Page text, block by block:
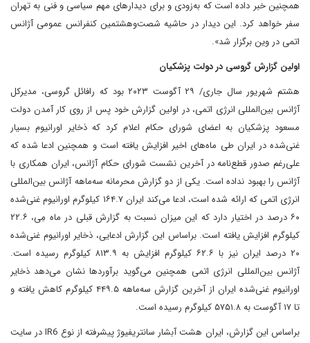
همچنین خبر داده است که به‌زودی و برای دیدارهای مهم سیاسی و فنی به تهران
سفر خواهد کرد. این دیدار در حاشیه شصت‌وهشتمین کنفرانس عمومی آژانس
اتمی در وین برگزار شد».
اولین گزارش گروسی در دولت پزشکیان
هشتم شهریور سال جاری/ ۲۹ آگوست ۲۰۲۳ بود که رافائل گروسی، مدیرکل
آژانس بین‌المللی انرژی اتمی، در اولین گزارش خود پس از روی کار آمدن دولت
مسعود پزشکیان به اعضای شورای حکام اعلام کرد که ذخایر اورانیوم بسیار
غنی‌شده در ایران طی ماه‌های اخیر افزایش یافته است و همچنین ادعا شده که
علی‌رغم صدور قطع‌نامه‌ در آخرین نشست شورای حکام آژانس، ایران همکاری با
آژانس را بهبود نداده است. یکی از دو گزارش محرمانه سه‌ماهه آژانس بین‌المللی
انرژی اتمی که ارائه شده است، ادعا می‌کند ایران ۱۶۴.۷ کیلوگرم اورانیوم غنی‌شده
۶۰ درصد در اختیار دارد که این میزان نسبت به گزارش قبلی در ماه مِی، ۲۲.۶
کیلوگرم افزایش یافته است. براساس این گزارش ادعایی، ذخایر اورانیوم غنی‌شده
۲۰ درصد ایران نیز با ۶۲.۶ کیلوگرم افزایش به ۸۱۳.۹ کیلوگرم رسیده است.
آژانس بین‌المللی انرژی اتمی همچنین می‌گوید برآورد‌ها نشان می‌دهد ذخایر
اورانیوم غنی‌شده ایران از آخرین گزارش سه‌ماهه‌ ۴۴۹.۵ کیلوگرم کاهش یافته و
تا ۱۷ آگوست به ۵۷۵۱.۸ کیلوگرم رسیده است.
بر‌اساس این گزارش، ایران هشت آبشار سانتریفیوژ پیشرفته از نوع IR6 در سایت